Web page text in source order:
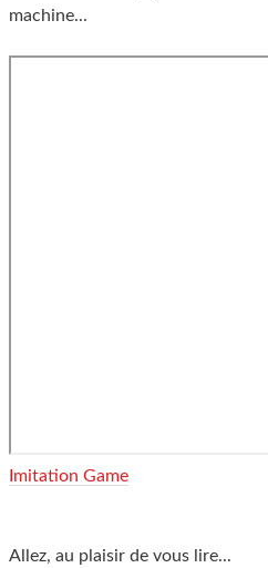
machine...
Imitation Game
Allez, au plaisir de vous lire...